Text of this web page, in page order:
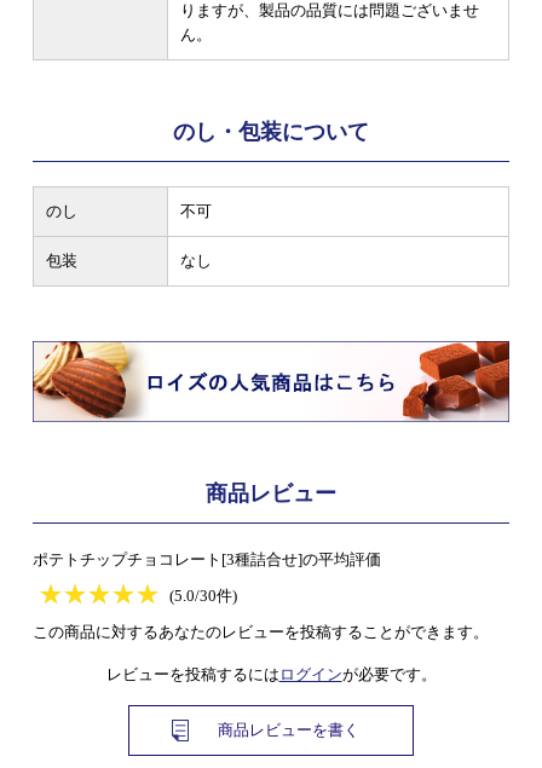
りますが、製品の品質には問題ございませ
ん。
のし・包装について
のし 不可
包装 なし
商品レビュー
ポテトチップチョコレート[3種詰合せ]の平均評価
★★★★★
★★★★★ (5.0/30件)
この商品に対するあなたのレビューを投稿することができます。
レビューを投稿するには ログインが必要です。
商品レビューを書く